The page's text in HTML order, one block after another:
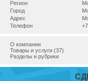
Регион
Город
Адрес
Телефон
О компании
Товары и услуги (37)
Разделы и рубрики